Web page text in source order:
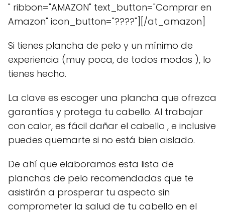
" ribbon="AMAZON" text_button="Comprar en
Amazon" icon_button="????"][/at_amazon]
Si tienes plancha de pelo y un mínimo de
experiencia (muy poca, de todos modos ), lo
tienes hecho.
La clave es escoger una plancha que ofrezca
garantías y protega tu cabello. Al trabajar
con calor, es fácil dañar el cabello , e inclusive
puedes quemarte si no está bien aislado.
De ahí que elaboramos esta lista de
planchas de pelo recomendadas que te
asistirán a prosperar tu aspecto sin
comprometer la salud de tu cabello en el